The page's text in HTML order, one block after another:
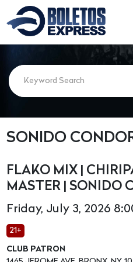
SONIDO
FLAKO MIX |
MASTER | SONIDO
Friday, July 3, 2026
21+
CLUB PATRON